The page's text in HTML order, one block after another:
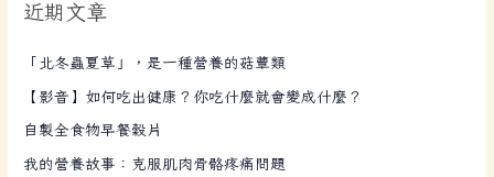
字
近期文章
「北冬蟲夏草」，是一種營養的菇蕈類
【影音】如何吃出健康？你吃什麼就會變成什麼？
自製全食物早餐穀片
我的營養故事：克服肌肉骨骼疼痛問題